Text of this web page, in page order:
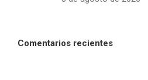
Comentarios recientes